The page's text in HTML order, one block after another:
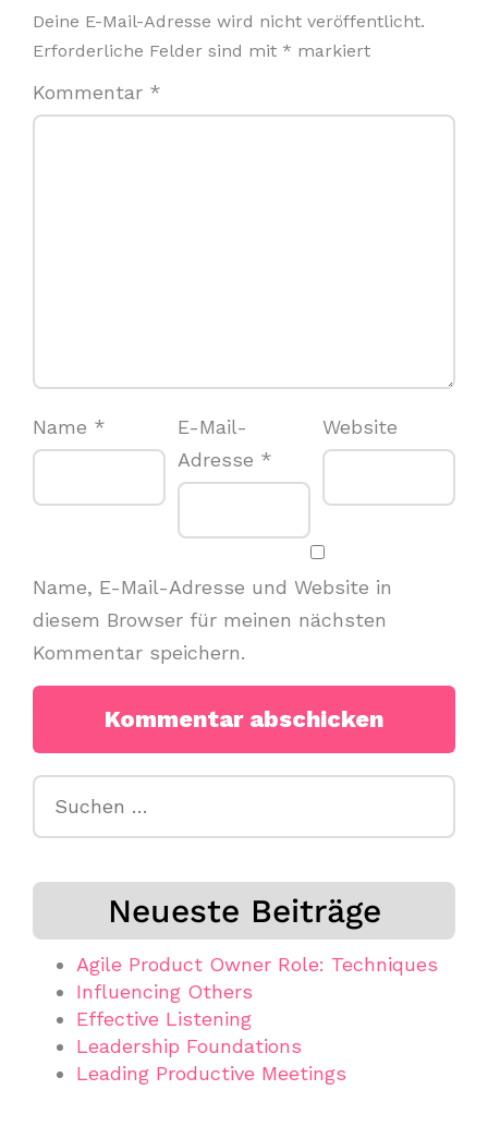
Deine E-Mail-Adresse wird nicht veröffentlicht.
Erforderliche Felder sind mit * markiert
Kommentar *
Name *
E-Mail-
Adresse *
Website
Name, E-Mail-Adresse und Website in
diesem Browser für meinen nächsten
Kommentar speichern.
Neueste Beiträge
Agile Product Owner Role: Techniques
Influencing Others
Effective Listening
Leadership Foundations
Leading Productive Meetings